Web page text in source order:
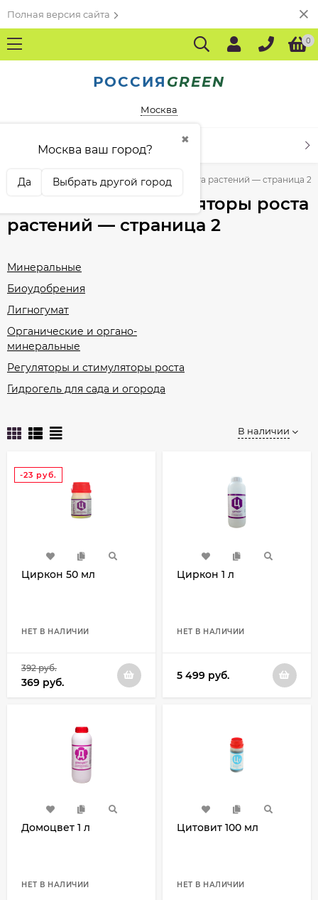
Полная версия сайта
0
РОССИЯ GREEN
Москва
✖
Москва ваш город?
Да Выбрать другой город
КАТАЛОГ ТОВАРОВ
Главная Удобрения и стимуляторы роста растений — страница 2
Удобрения и стимуляторы роста
растений — страница 2
Минеральные
Биоудобрения
Лигногумат
Органические и органо-
минеральные
Регуляторы и стимуляторы роста
Гидрогель для сада и огорода
В наличии
-23 руб.
Циркон 50 мл
НЕТ В НАЛИЧИИ
392руб.
369 руб.
Циркон 1 л
НЕТ В НАЛИЧИИ
5 499 руб.
Домоцвет 1 л
НЕТ В НАЛИЧИИ
Цитовит 100 мл
НЕТ В НАЛИЧИИ